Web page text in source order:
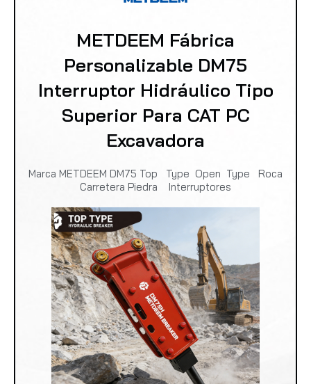
METDEEM Fábrica
Personalizable DM75
Interruptor Hidráulico Tipo
Superior Para CAT PC
Excavadora
Marca METDEEM DM75 Top Type Open Type Roca
Carretera Piedra Interruptores